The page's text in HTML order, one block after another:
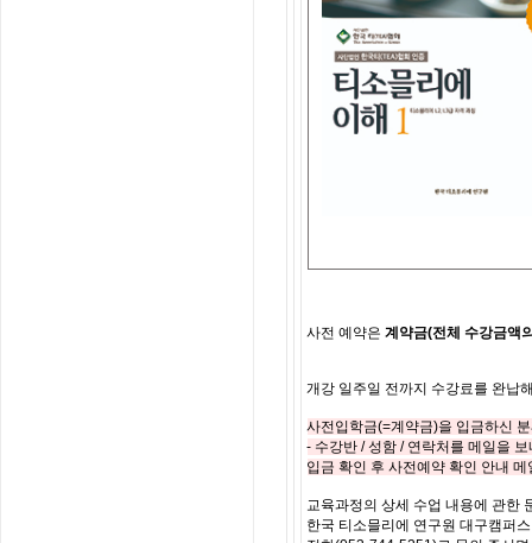
사전 예약은 계약금(전체 수강금액
개강 일주일 전까지 수강료를 완납
사전입학금(=계약금)을 입금하신
- 수강반 / 성함 / 연락처를 메일을
입금 확인 후 사전예약 확인 안내
교육과정의 상세 수업 내용에 관한
한국 티소믈리에 연구원 대구캠퍼